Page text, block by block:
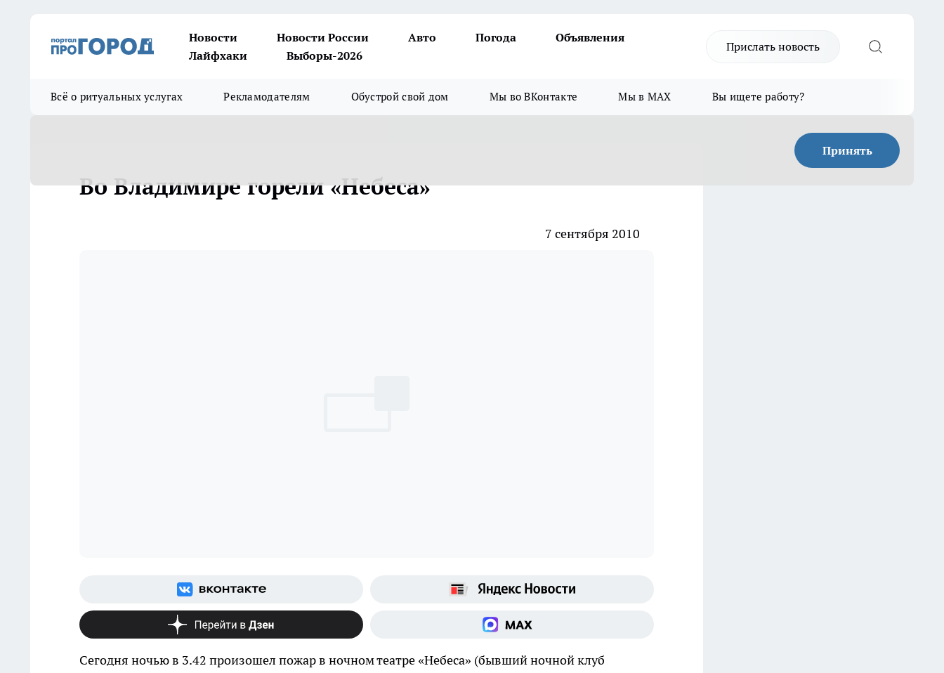
Новости Новости России Авто Погода
Объявления
Лайфхаки
Выборы-2026
Прислать новость
Всё о ритуальных услугах Рекламодателям Обустрой свой дом Мы во ВКонтакте Мы в MAX Вы ищете работу?
Принять
Во Владимире горели «Небеса»
7 сентября 2010
Сегодня ночью в 3.42 произошел пожар в ночном театре «Небеса» (бывший ночной клуб